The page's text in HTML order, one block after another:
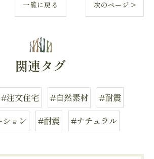
一覧に戻る 次のページ >
関連タグ
#注文住宅 #自然素材
#耐震
ョン
#耐震 #ナチュラル